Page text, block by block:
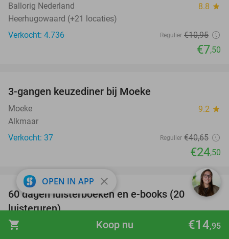
shopping_cart €14,95
Koop nu
Ballorig Nederland 8.8 star
Heerhugowaard (+21 locaties)
Verkocht: 4.736
Regulier €10,95
€7,50
3-gangen keuzediner bij Moeke
Moeke 9.2 star
Alkmaar
Verkocht: 37
Regulier €40,65
€24,50
100%
favorite_border
60 dagen luisterboeken en e-books (20
luisteruren)
Nextory
OPEN IN APP close